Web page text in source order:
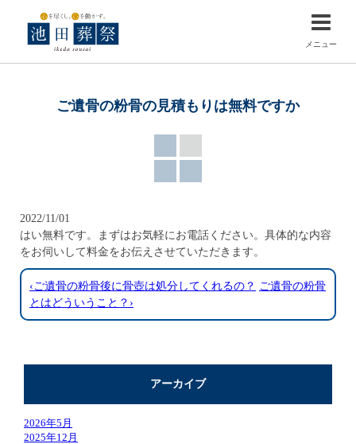
メニュー
ご遺骨の粉骨の見積もりは無料ですか
2022/11/01
はい無料です。まずはお気軽にお電話ください。具体的な内容
をお伺いして料金をお伝えさせていただきます。
‹ご遺骨の粉骨後に骨壺は処分してくれるの？ ご遺骨の粉骨
とはどういうこと？›
アーカイブ
2026年5月
2025年12月